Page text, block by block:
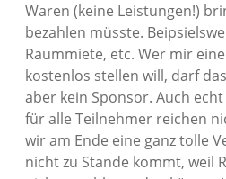
Waren (keine Leistungen!)
bezahlen müsste.
Raummiete, etc. Wer mir eine
kostenlos stellen will, darf
aber kein Sponsor. Auch
für alle Teilnehmer reichen
wir am Ende eine ganz tolle
nicht zu Stande kommt, weil